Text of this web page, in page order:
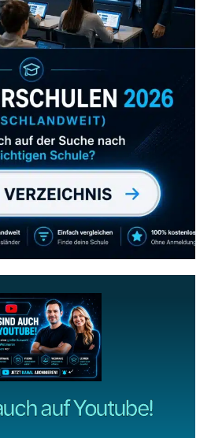
auf Youtube!
uns auch
gerne
Videos gefallen!
KANAL